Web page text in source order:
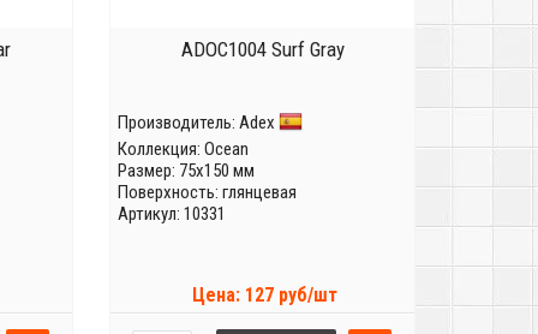
ADOC1004 Surf Gray
Производитель: Adex
Коллекция: Ocean
Размер: 75x150 мм
Поверхность: глянцевая
Артикул: 10331
Цена: 127 руб/шт